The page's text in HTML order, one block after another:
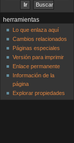
herramientas
Lo que enlaza aquí
Cambios relacionados
Páginas especiales
Versión para imprimir
Enlace permanente
Información de la
página
Explorar propiedades